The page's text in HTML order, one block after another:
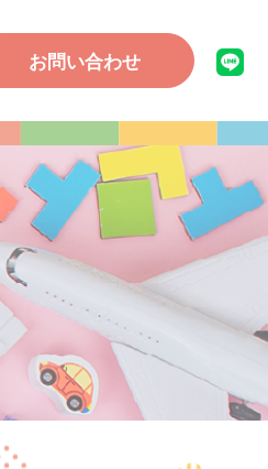
お問い合わせ